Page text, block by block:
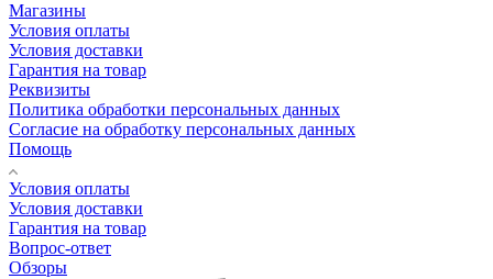
Магазины
Условия оплаты
Условия доставки
Гарантия на товар
Реквизиты
Политика обработки персональных данных
Согласие на обработку персональных данных
Помощь
Условия оплаты
Условия доставки
Гарантия на товар
Вопрос-ответ
Обзоры